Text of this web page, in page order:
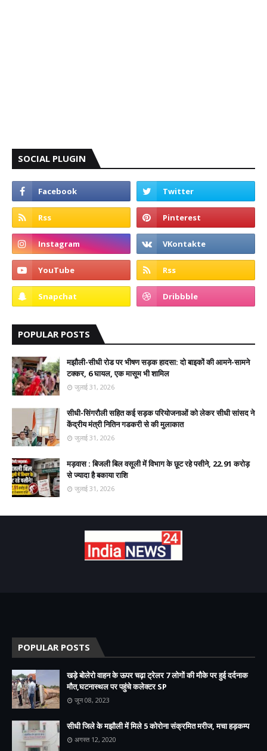
SOCIAL PLUGIN
POPULAR POSTS
मझौली-सीधी रोड पर भीषण सड़क हादसा: दो बाइकों की आमने-सामने
टक्कर, 6 घायल, एक मासूम भी शामिल
जुलाई 31, 2026
सीधी-सिंगरौली सहित कई सड़क परियोजनाओं को लेकर सीधी सांसद ने
केंद्रीय मंत्री नितिन गडकरी से की मुलाकात
जुलाई 31, 2026
मड़वास : बिजली बिल वसूली में विभाग के छूट रहे पसीने, 22.91 करोड़
से ज्यादा है बकाया राशि
जुलाई 31, 2026
POPULAR POSTS
खड़े बोलेरो वाहन के ऊपर चढ़ा ट्रेलर 7 लोगों की मौके पर हुई दर्दनाक
मौत,घटनास्थल पर पहुंचे कलेक्टर SP
जून 08, 2023
सीधी जिले के मझौली में मिले 5 कोरोना संक्रमित मरीज, मचा हड़कम्प
अगस्त 12, 2020